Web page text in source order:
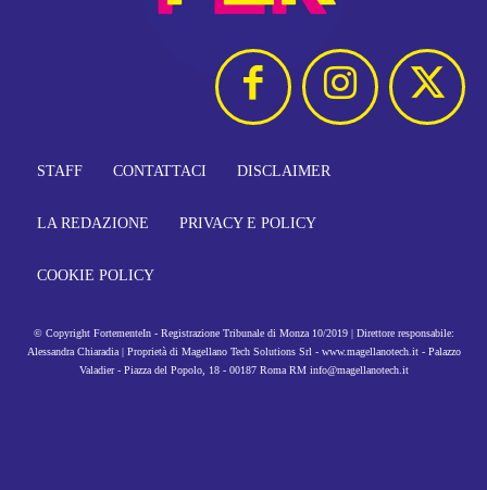
STAFF CONTATTACI DISCLAIMER
LA REDAZIONE PRIVACY E POLICY
COOKIE POLICY
© Copyright FortementeIn - Registrazione Tribunale di Monza 10/2019 | Direttore responsabile:
Alessandra Chiaradia | Proprietà di Magellano Tech Solutions Srl - www.magellanotech.it - Palazzo
Valadier - Piazza del Popolo, 18 - 00187 Roma RM info@magellanotech.it